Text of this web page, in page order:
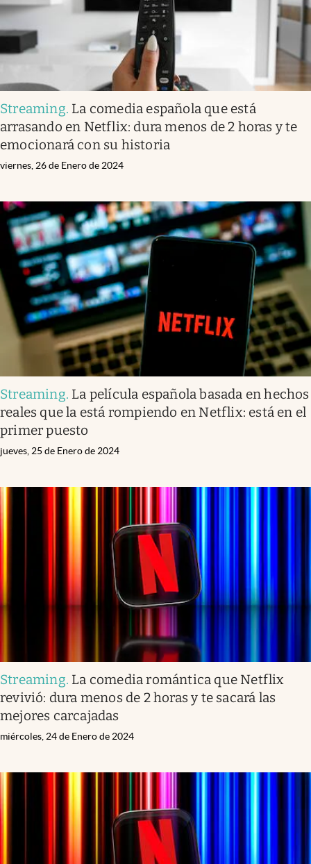
Streaming. La comedia española que está
arrasando en Netflix: dura menos de 2 horas y te
emocionará con su historia
viernes, 26 de Enero de 2024
Streaming. La película española basada en hechos
reales que la está rompiendo en Netflix: está en el
primer puesto
jueves, 25 de Enero de 2024
Streaming. La comedia romántica que Netflix
revivió: dura menos de 2 horas y te sacará las
mejores carcajadas
miércoles, 24 de Enero de 2024